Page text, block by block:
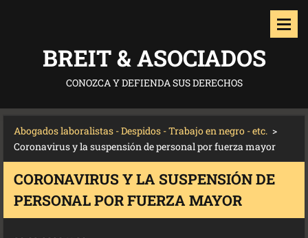
BREIT & ASOCIADOS
CONOZCA Y DEFIENDA SUS DERECHOS
Abogados laboralistas - Despidos - Trabajo en negro - etc. >
Coronavirus y la suspensión de personal por fuerza mayor
CORONAVIRUS Y LA SUSPENSIÓN DE
PERSONAL POR FUERZA MAYOR